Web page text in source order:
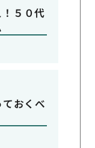
５０代
おくべ